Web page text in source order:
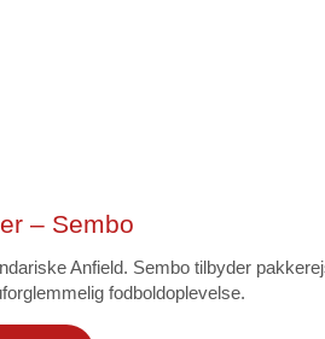
– Sembo
Anfield. Sembo tilbyder
fodboldoplevelse.